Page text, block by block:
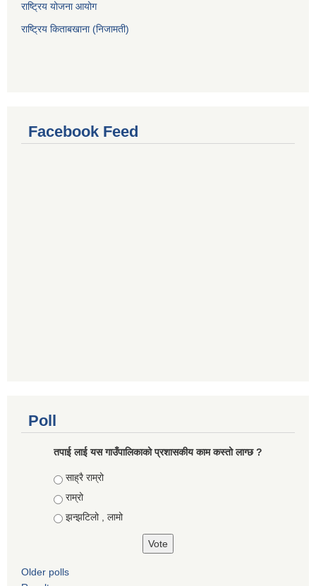
राष्ट्रिय योजना आयोग
राष्ट्रिय किताबखाना (निजामती)
Facebook Feed
Poll
तपाई लाई यस गाउँपालिकाको प्रशासकीय काम कस्तो लाग्छ ?
Choices
साह्रै राम्रो
राम्रो
झन्झटिलो , लामो
Older polls